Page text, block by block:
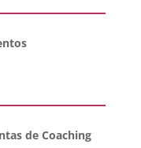
de Coaching